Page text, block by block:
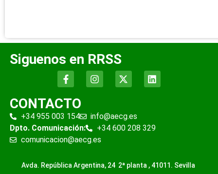
Siguenos en RRSS
CONTACTO
+34 955 003 154
info@aecg.es
Dpto. Comunicación:
+34 600 208 329
comunicacion@aecg.es
Avda. República Argentina, 24 2ª planta , 41011. Sevilla